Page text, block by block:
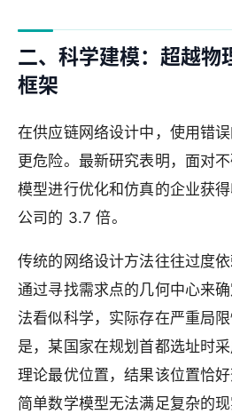
二、科学建模：超越物
框架
在供应链网络设计中，使用错
更危险。最新研究表明，面对
模型进行优化和仿真的企业获
公司的 3.7 倍。
传统的网络设计方法往往过度
通过寻找需求点的几何中心来
法看似科学，实际存在严重局
是，某国家在规划首都选址时
理论最优位置，结果该位置恰
简单数学模型无法满足复杂的现